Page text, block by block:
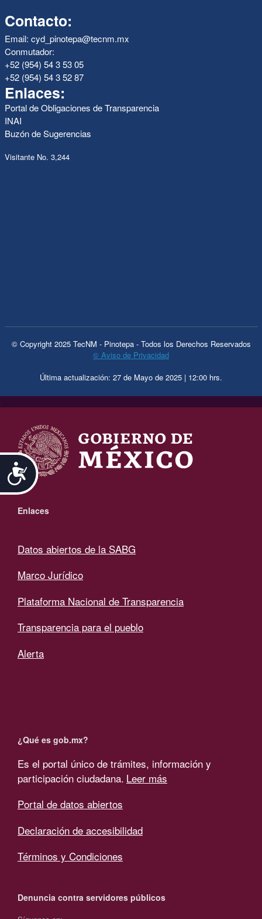
Accesibilidad
Contacto:
Email: cyd_pinotepa@tecnm.mx
Conmutador:
+52 (954) 54 3 53 05
+52 (954) 54 3 52 87
Enlaces:
Portal de Obligaciones de Transparencia
INAI
Buzón de Sugerencias
Visitante No. 3,244
© Copyright 2025 TecNM - Pinotepa - Todos los Derechos Reservados
© Aviso de Privacidad
Última actualización: 27 de Mayo de 2025 | 12:00 hrs.
Enlaces
Datos abiertos de la SABG
Marco Jurídico
Plataforma Nacional de Transparencia
Transparencia para el pueblo
Alerta
¿Qué es gob.mx?
Es el portal único de trámites, información y
participación ciudadana. Leer más
Portal de datos abiertos
Declaración de accesibilidad
Términos y Condiciones
Denuncia contra servidores públicos